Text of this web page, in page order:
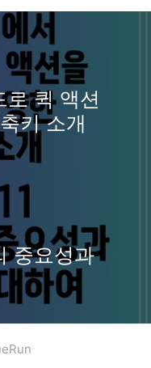
로 퀵 액션
키 소개
중요성과